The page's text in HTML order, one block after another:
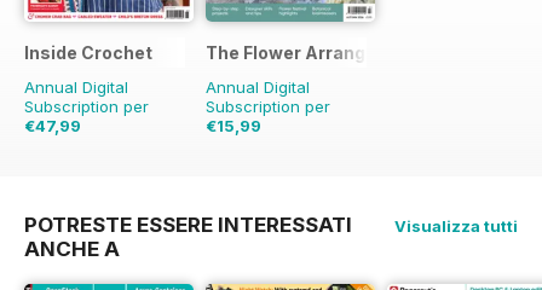
Inside Crochet
Annual Digital
Subscription per
€47,99
The Flower Arranger
Annual Digital
Subscription per
€15,99
POTRESTE ESSERE INTERESSATI
ANCHE A
Visualizza tutti